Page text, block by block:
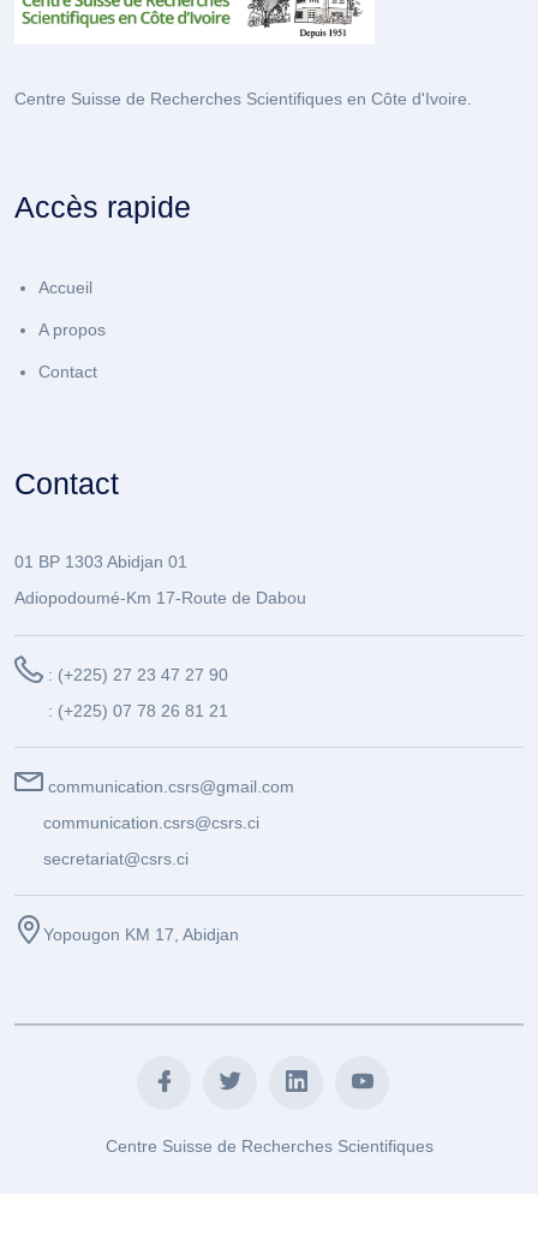
Centre Suisse de Recherches Scientifiques en Côte d'Ivoire.
Accès rapide
Accueil
A propos
Contact
Contact
01 BP 1303 Abidjan 01
Adiopodoumé-Km 17-Route de Dabou
: (+225) 27 23 47 27 90
: (+225) 07 78 26 81 21
communication.csrs@gmail.com
communication.csrs@csrs.ci
secretariat@csrs.ci
Yopougon KM 17, Abidjan
Centre Suisse de Recherches Scientifiques